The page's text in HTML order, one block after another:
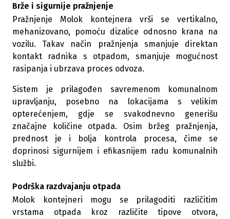
Brže i sigurnije pražnjenje
Pražnjenje Molok kontejnera vrši se vertikalno,
mehanizovano, pomoću dizalice odnosno krana na
vozilu. Takav način pražnjenja smanjuje direktan
kontakt radnika s otpadom, smanjuje mogućnost
rasipanja i ubrzava proces odvoza.
Sistem je prilagođen savremenom komunalnom
upravljanju, posebno na lokacijama s velikim
opterećenjem, gdje se svakodnevno generišu
značajne količine otpada. Osim bržeg pražnjenja,
prednost je i bolja kontrola procesa, čime se
doprinosi sigurnijem i efikasnijem radu komunalnih
službi.
Podrška razdvajanju otpada
Molok kontejneri mogu se prilagoditi različitim
vrstama otpada kroz različite tipove otvora,